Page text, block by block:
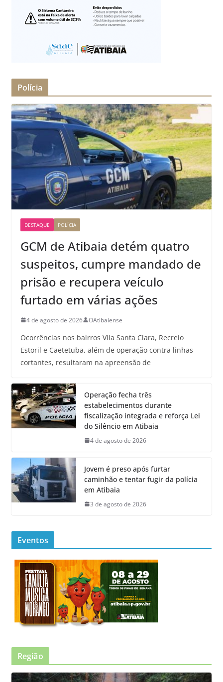
Polícia
DESTAQUE POLÍCIA
GCM de Atibaia detém quatro
suspeitos, cumpre mandado de
prisão e recupera veículo
furtado em várias ações
4 de agosto de 2026 OAtibaiense
Ocorrências nos bairros Vila Santa Clara, Recreio
Estoril e Caetetuba, além de operação contra linhas
cortantes, resultaram na apreensão de
Operação fecha três
estabelecimentos durante
fiscalização integrada e reforça Lei
do Silêncio em Atibaia
4 de agosto de 2026
Jovem é preso após furtar
caminhão e tentar fugir da polícia
em Atibaia
3 de agosto de 2026
Eventos
Região